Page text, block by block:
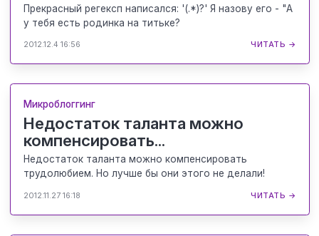
Прекрасный регексп написался: '(.*)?' Я назову его - "А
у тебя есть родинка на титьке?
2012.12.4 16:56 ЧИТАТЬ →
Микроблоггинг
Недостаток таланта можно
компенсировать...
Недостаток таланта можно компенсировать
трудолюбием. Но лучше бы они этого не делали!
2012.11.27 16:18 ЧИТАТЬ →